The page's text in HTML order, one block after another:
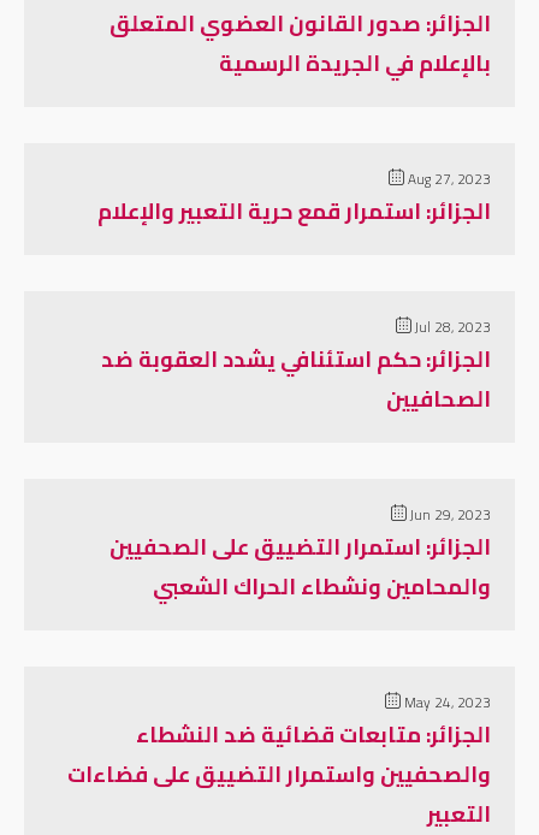
الجزائر: صدور القانون العضوي المتعلق
بالإعلام في الجريدة الرسمية
Aug 27, 2023
الجزائر: استمرار قمع حرية التعبير والإعلام
Jul 28, 2023
الجزائر: حكم استئنافي يشدد العقوبة ضد
الصحافيين
Jun 29, 2023
الجزائر: استمرار التضييق على الصحفيين
والمحامين ونشطاء الحراك الشعبي
May 24, 2023
الجزائر: متابعات قضائية ضد النشطاء
والصحفيين واستمرار التضييق على فضاءات
التعبير